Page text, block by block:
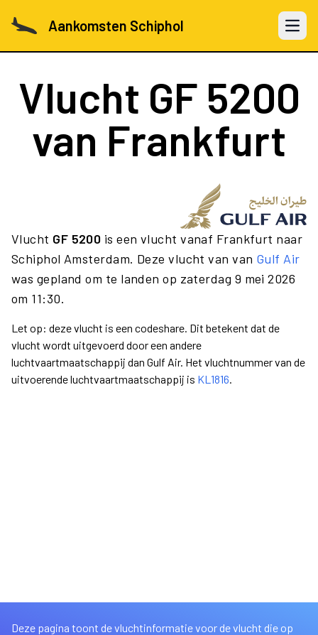
Aankomsten Schiphol Open
Vlucht GF 5200
van Frankfurt
Vlucht GF 5200 is een vlucht vanaf Frankfurt naar
Schiphol Amsterdam. Deze vlucht van van Gulf Air
was gepland om te landen op zaterdag 9 mei 2026
om 11:30.
Let op: deze vlucht is een codeshare. Dit betekent dat de
vlucht wordt uitgevoerd door een andere
luchtvaartmaatschappij dan Gulf Air. Het vluchtnummer van de
uitvoerende luchtvaartmaatschappij is KL1816.
Deze pagina toont de vluchtinformatie voor de vlucht die op